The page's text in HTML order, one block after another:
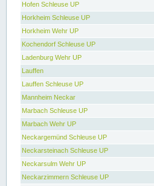
Hofen Schleuse UP
Horkheim Schleuse UP
Horkheim Wehr UP
Kochendorf Schleuse UP
Ladenburg Wehr UP
Lauffen
Lauffen Schleuse UP
Mannheim Neckar
Marbach Schleuse UP
Marbach Wehr UP
Neckargemünd Schleuse UP
Neckarsteinach Schleuse UP
Neckarsulm Wehr UP
Neckarzimmern Schleuse UP